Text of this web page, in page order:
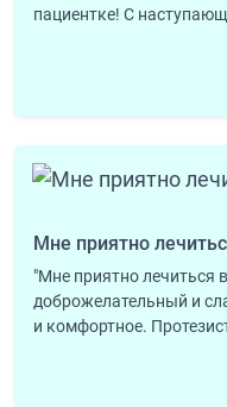
пациентке! С
Мне приятно
"Мне приятно лечиться
доброжелательный и
и комфортное.